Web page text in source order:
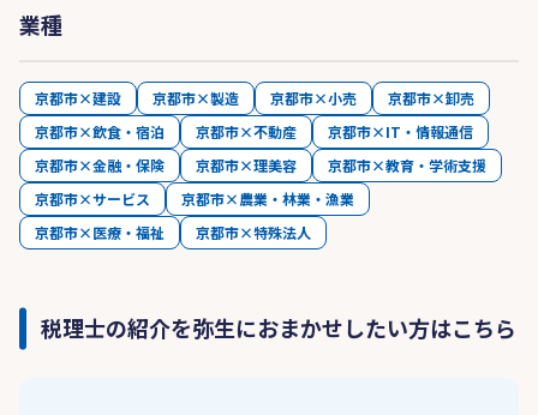
業種
京都市×建設 京都市×製造 京都市×小売
京都市×卸売
京都市×飲食・宿泊
京都市×不動産
京都市×IT・情報通信
京都市×金融・保険
京都市×理美容
京都市×教育・学術支援
京都市×サービス
京都市×農業・林業・漁業
京都市×医療・福祉
京都市×特殊法人
税理士の紹介を弥生におまかせしたい方はこちら